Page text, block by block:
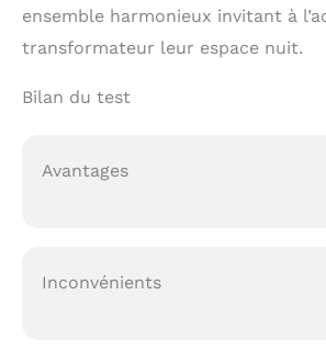
ensemble harmonieux invitant à
transformateur leur espace nuit.
Bilan du test
Avantages
Inconvénients